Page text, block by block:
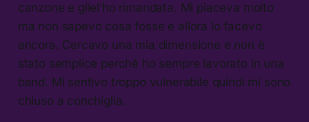
canzone e gliel’ho rimandata. Mi piaceva molto
ma non sapevo cosa fosse e allora lo facevo
ancora. Cercavo una mia dimensione e non è
stato semplice perché ho sempre lavorato in una
band. Mi sentivo troppo vulnerabile quindi mi sono
chiuso a conchiglia.